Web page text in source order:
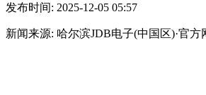
发布时间: 2025-12-05 05:57
新闻来源: 哈尔滨JDB电子(中国区)·官方